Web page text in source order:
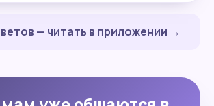
— читать в приложении →